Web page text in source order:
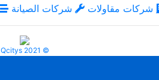
شركات مقاولات شركات الصيانة
Qcitys 2021 ©